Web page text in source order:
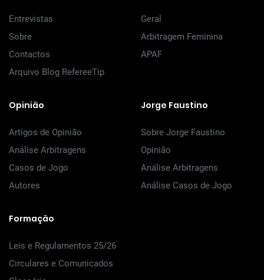
Entrevistas
Sobre
Contactos
Arquivo Blog RefereeTip
Geral
Arbitragem Feminina
APAF
Opinião
Artigos de Opinião
Análise Arbitragens
Casos de Jogo
Autores
Jorge Faustino
Sobre Jorge Faustino
Opinião
Análise Arbitragens
Análise Casos de Jogo
Formação
Leis e Regulamentos 25/26
Circulares e Comunicados